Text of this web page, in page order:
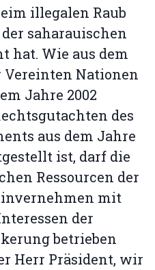
illegalen Raub
saharauischen
hat. Wie aus dem
Vereinten Nationen
Jahre 2002
des
aus dem Jahre
ist, darf die
Ressourcen der
mit
der
betrieben
Herr Präsident, wir